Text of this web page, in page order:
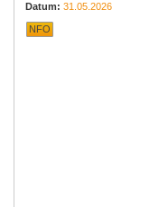
Datum: 31.05.2026
NFO